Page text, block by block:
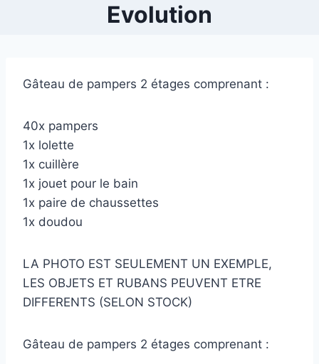
Evolution
Gâteau de pampers 2 étages comprenant :
40x pampers
1x lolette
1x cuillère
1x jouet pour le bain
1x paire de chaussettes
1x doudou
LA PHOTO EST SEULEMENT UN EXEMPLE,
LES OBJETS ET RUBANS PEUVENT ETRE
DIFFERENTS (SELON STOCK)
Gâteau de pampers 2 étages comprenant :